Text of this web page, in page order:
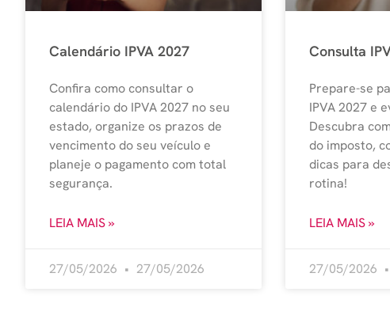
Calendário IPVA 2027
Confira como consultar o
calendário do IPVA 2027 no seu
estado, organize os prazos de
vencimento do seu veículo e
planeje o pagamento com total
segurança.
LEIA MAIS »
27/05/2026 27/05/2026
Consulta
Prepare-se
IPVA 2027 e
Descubra
do imposto,
dicas para
rotina!
LEIA MAIS »
27/05/2026